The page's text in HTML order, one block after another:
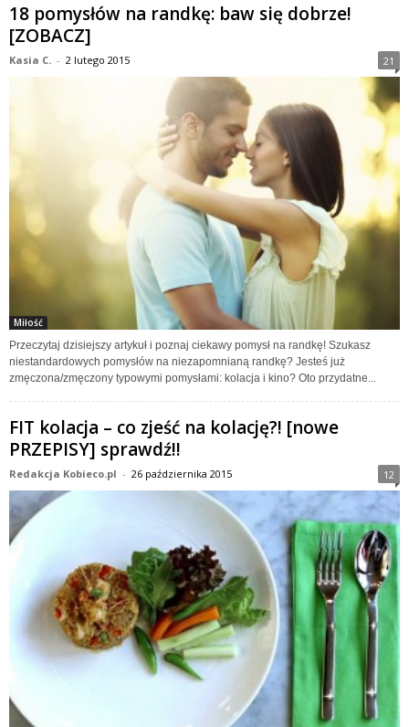
18 pomysłów na randkę: baw się dobrze!
[ZOBACZ]
Kasia C. - 2 lutego 2015 21
Miłość
Przeczytaj dzisiejszy artykuł i poznaj ciekawy pomysł na randkę! Szukasz
niestandardowych pomysłów na niezapomnianą randkę? Jesteś już
zmęczona/zmęczony typowymi pomysłami: kolacja i kino? Oto przydatne...
FIT kolacja – co zjeść na kolację?! [nowe
PRZEPISY] sprawdź!!
Redakcja Kobieco.pl - 26 października 2015 12